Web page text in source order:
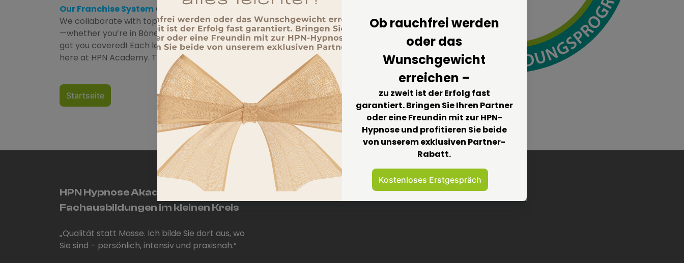
Our Franchise System Quality isn’t just a buzzword for us; it’s our middle name!
We collaborate with top-notch franchise partners across Germany and beyond
—whether you’re in Bönebüttel, Waiblingen, Nürnberg, or even Azerbaijan, we’ve
got you covered! Each location is run by our handpicked partners, trained right
here at HPN Academy. They’re not just following the script; they’re rewriting it!
Startseite
HPN Hypnose Akademie: Exklusive
Fachausbildungen im kleinen Kreis
„Qualität statt Masse. Ich bilde Sie dort aus, wo
Sie sind – persönlich, intensiv und praxisnah.“
Ob rauchfrei werden
oder das
Wunschgewicht
erreichen –
zu zweit ist der Erfolg fast
garantiert. Bringen Sie Ihren Partner
oder eine Freundin mit zur HPN-
Hypnose und profitieren Sie beide
von unserem exklusiven Partner-
Rabatt.
Kostenloses Erstgespräch